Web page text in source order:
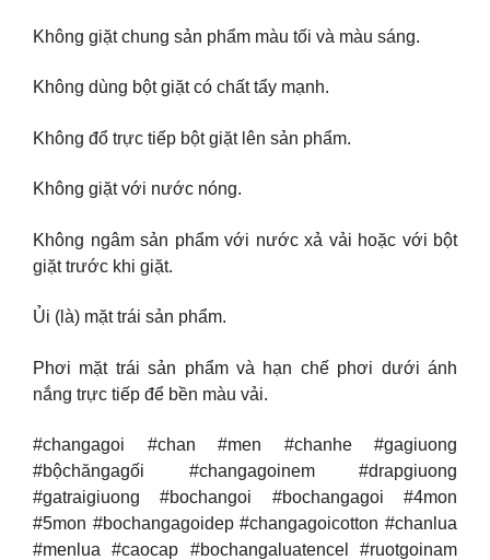
Không giặt chung sản phẩm màu tối và màu sáng.
Không dùng bột giặt có chất tẩy mạnh.
Không đổ trực tiếp bột giặt lên sản phẩm.
Không giặt với nước nóng.
Không ngâm sản phẩm với nước xả vải hoặc với bột
giặt trước khi giặt.
Ủi (là) mặt trái sản phẩm.
Phơi mặt trái sản phẩm và hạn chế phơi dưới ánh
nắng trực tiếp để bền màu vải.
#changagoi #chan #men #chanhe #gagiuong
#bộchăngagối #changagoinem #drapgiuong
#gatraigiuong #bochangoi #bochangagoi #4mon
#5mon #bochangagoidep #changagoicotton #chanlua
#menlua #caocap #bochangaluatencel #ruotgoinam